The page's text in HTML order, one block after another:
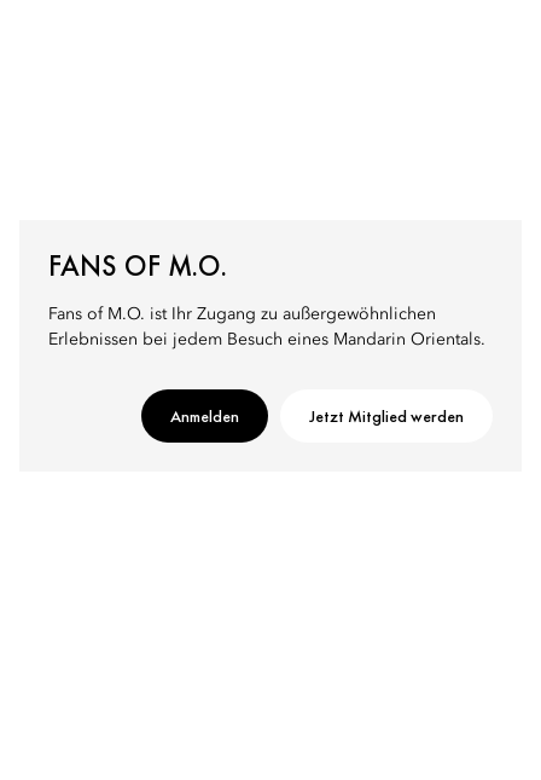
FANS OF M.O.
Fans of M.O. ist Ihr Zugang zu außergewöhnlichen
Erlebnissen bei jedem Besuch eines Mandarin Orientals.
Anmelden Jetzt Mitglied werden